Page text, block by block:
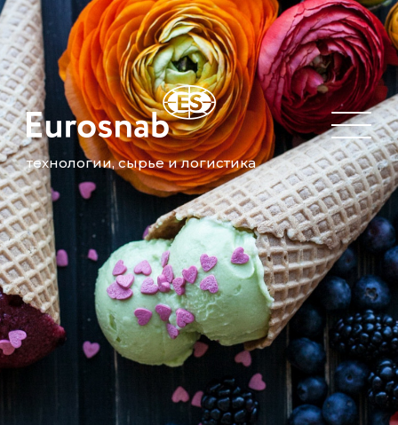
технологии, сырье и логистика